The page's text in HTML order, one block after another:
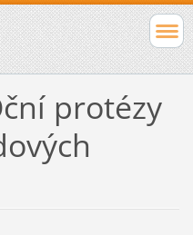
protézy